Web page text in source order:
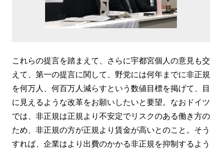
これらの提言を踏まえて、さらに宇都宮個人の意見も交
えて、第一の提言に関して、野党には何年までに非正規
を何万人、何百万人減らすという数値目標を掲げて、目
に見えるような改革をお願いしたいと要望。なおドイツ
では、非正規は正規より不安定でリスクのある働き方の
ため、非正規の方が正規より賃金が高いとのこと。そう
すれば、企業はより出費のかかる非正規を抑制するよう